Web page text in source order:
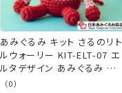
あみぐるみ キット さるのリト
ルウォーリー KIT-ELT-07 エ
ルタデザイン あみぐるみ 手
芸キット 日本あみぐるみ協会
（0）